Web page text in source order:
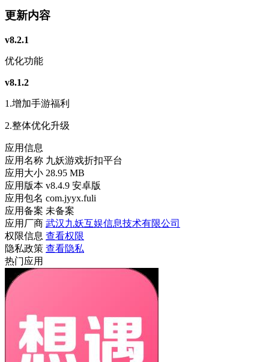
更新内容
v8.2.1
优化功能
v8.1.2
1.增加手游福利
2.整体优化升级
应用信息
应用名称 九妖游戏折扣平台
应用大小 28.95 MB
应用版本 v8.4.9 安卓版
应用包名 com.jyyx.fuli
应用备案 未备案
应用厂商 武汉九妖互娱信息技术有限公司
权限信息 查看权限
隐私政策 查看隐私
热门应用